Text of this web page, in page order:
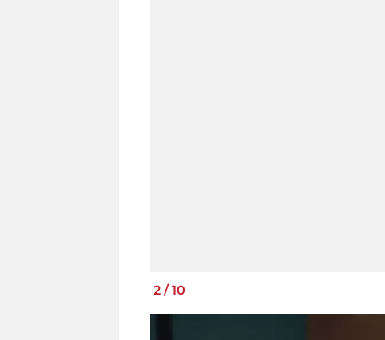
2 / 10